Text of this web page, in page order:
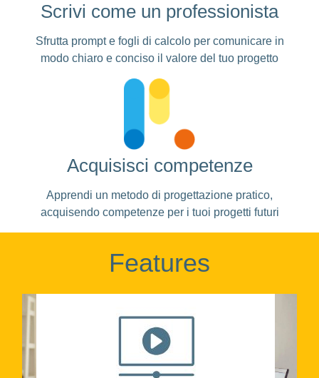
Scrivi come un professionista
Sfrutta prompt e fogli di calcolo per comunicare in
modo chiaro e conciso il valore del tuo progetto
Acquisisci competenze
Apprendi un metodo di progettazione pratico,
acquisendo competenze per i tuoi progetti futuri
Features